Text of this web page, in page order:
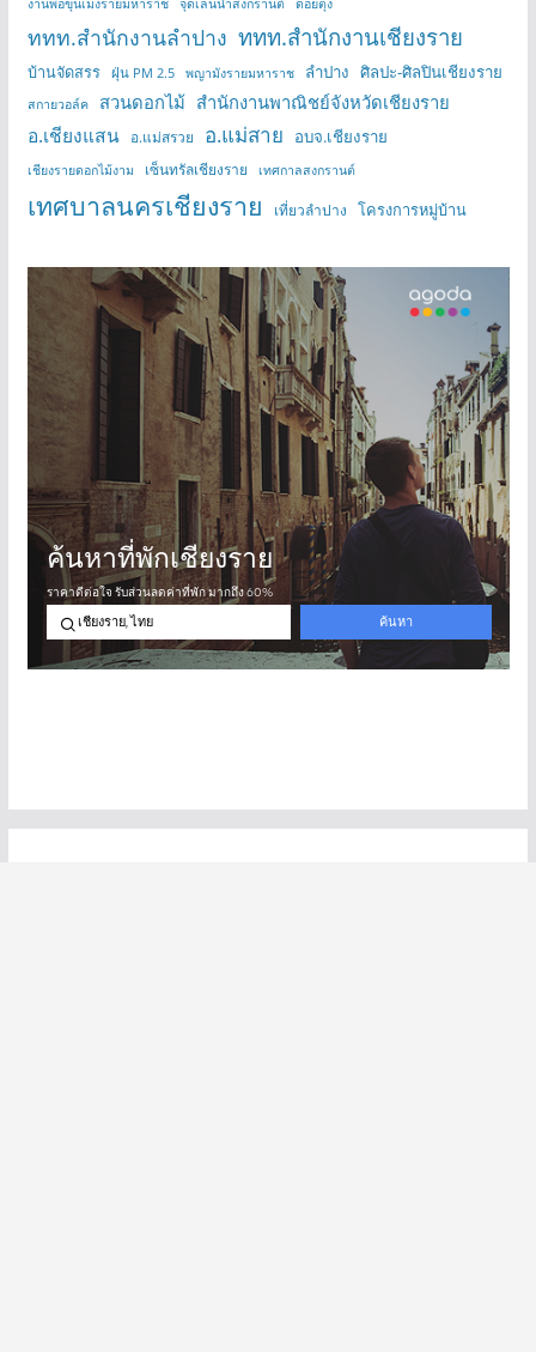
งานพ่อขุนเม็งรายมหาราช จุดเล่นน้ำสงกรานต์ ดอยตุง
ททท.สำนักงานลำปาง ททท.สำนักงานเชียงราย
บ้านจัดสรร ฝุ่น PM 2.5 พญามังรายมหาราช ลำปาง ศิลปะ-ศิลปินเชียงราย
สกายวอล์ค สวนดอกไม้ สำนักงานพาณิชย์จังหวัดเชียงราย
อ.เชียงแสน อ.แม่สรวย อ.แม่สาย อบจ.เชียงราย
เชียงรายดอกไม้งาม เซ็นทรัลเชียงราย เทศกาลสงกรานต์
เทศบาลนครเชียงราย เที่ยวลำปาง โครงการหมู่บ้าน